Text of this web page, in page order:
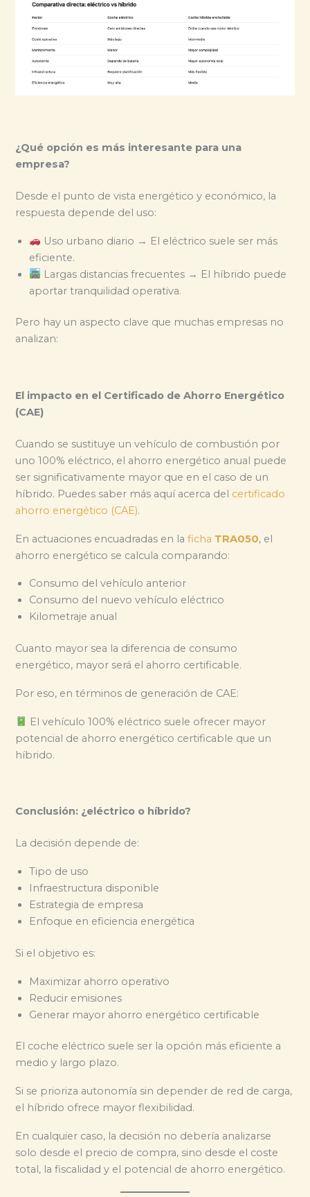
¿Qué opción es más interesante para una
empresa?
Desde el punto de vista energético y económico, la
respuesta depende del uso:
Uso urbano diario → El eléctrico suele ser más
eficiente.
Largas distancias frecuentes → El híbrido puede
aportar tranquilidad operativa.
Pero hay un aspecto clave que muchas empresas no
analizan:
El impacto en el Certificado de Ahorro Energético
(CAE)
Cuando se sustituye un vehículo de combustión por
uno 100% eléctrico, el ahorro energético anual puede
ser significativamente mayor que en el caso de un
híbrido. Puedes saber más aquí acerca del certificado
ahorro energético (CAE).
En actuaciones encuadradas en laficha TRA050, el
ahorro energético se calcula comparando:
Consumo del vehículo anterior
Consumo del nuevo vehículo eléctrico
Kilometraje anual
Cuanto mayor sea la diferencia de consumo
energético, mayor será el ahorro certificable.
Por eso, en términos de generación de CAE:
El vehículo 100% eléctrico suele ofrecer mayor
potencial de ahorro energético certificable que un
híbrido.
Conclusión: ¿eléctrico o híbrido?
La decisión depende de:
Tipo de uso
Infraestructura disponible
Estrategia de empresa
Enfoque en eficiencia energética
Si el objetivo es:
Maximizar ahorro operativo
Reducir emisiones
Generar mayor ahorro energético certificable
El coche eléctrico suele ser la opción más eficiente a
medio y largo plazo.
Si se prioriza autonomía sin depender de red de carga,
el híbrido ofrece mayor flexibilidad.
En cualquier caso, la decisión no debería analizarse
solo desde el precio de compra, sino desde el coste
total, la fiscalidad y el potencial de ahorro energético.